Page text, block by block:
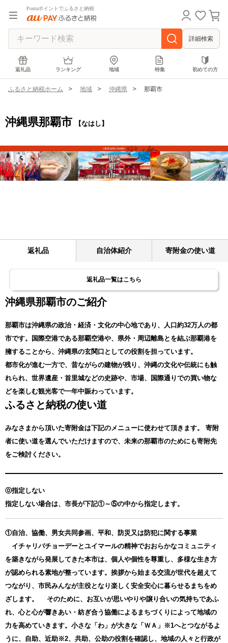
Pontaポイントでふるさと納税
詳細検索
返礼品 ランキング 地域 特集 初めての方
ふるさと納税ホーム 地域 沖縄県 那覇市
沖縄県那覇市 【なはし】
返礼品 自治体紹介 寄附金の使い道
返礼品一覧はこちら
沖縄県那覇市のご紹介
那覇市は沖縄県の政治・経済・文化の中心地であり、人口約32万人の都
市です。国際空港である那覇空港や、県外・周辺離島とを結ぶ那覇港を
擁することから、沖縄県の玄関口としての役割を担っています。
都市化が進む一方で、昔ながらの建物が残り、沖縄の文化や伝統にも触
れられ、世界遺産・首里城などの史跡や、市場、国際通りでの買い物な
どを楽しむ観光客で一年中賑わっています。
ふるさと納税の使い道
みなさまから頂いた寄附金は下記のメニューに使わせて頂きます。
寄附
者に使い道を選んでいただけますので、未来の那覇市のためにも寄附先
をご検討ください。
⓪指定しない
指定しない場合は、市長が下記①～⑤の中から指定します。
①自治、協働、男女共同参画、平和、防災又は防犯に関する事業
イチャリバチョーデーとユイマールの精神でおおらかなコミュニティ
を築きながら発展してきた本市は、個人や個性を尊重し、多様な生き方
が認められる素地が整っています。挨拶から始まる交流が世代を超えて
つながり、市民みんなが主役となり楽しく安全安心に暮らせるまちをめ
ざします。 そのために、お互いが思いやりや譲り合いの気持ちであふ
れ、心と心が響きあい・紡ぎ合う協働によるまちづくりによって地域の
力を高めていきます。小さな「わ」が大きな「ＷＡ」※1へとつながるよ
うに、自助、近助※2、共助、公助の役割を確認し、地域の人々と行政が